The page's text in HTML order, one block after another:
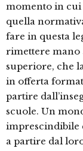
momento in cui
quella
fare in questa
rimettere mano
superiore, che
in offerta
partire
scuole. Un
imprescindibile
a partire dal